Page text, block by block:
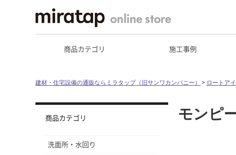
商品カテゴリ 施工事例
建材・住宅設備の通販ならミラタップ（旧サンワカンパニー） ロートア
モンピ
商品カテゴリ
洗面所・水回り